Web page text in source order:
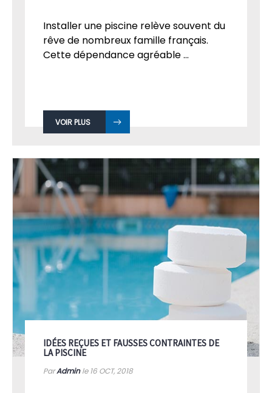
Installer une piscine relève souvent du
rêve de nombreux famille français.
Cette dépendance agréable ...
VOIR PLUS
IDÉES REÇUES ET FAUSSES CONTRAINTES DE
LA PISCINE
ParAdminle 16 OCT, 2018